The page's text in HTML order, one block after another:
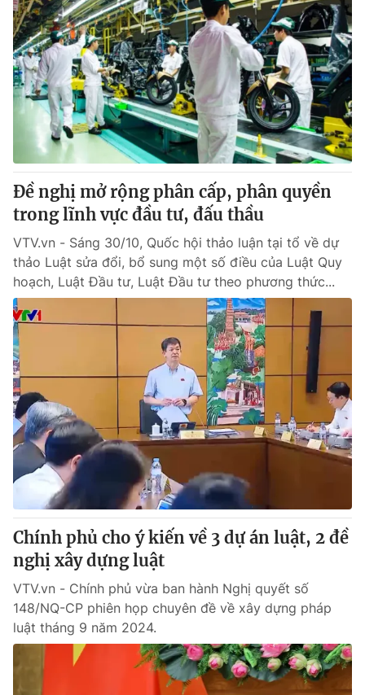
Đề nghị mở rộng phân cấp, phân quyền
trong lĩnh vực đầu tư, đấu thầu
VTV.vn - Sáng 30/10, Quốc hội thảo luận tại tổ về dự
thảo Luật sửa đổi, bổ sung một số điều của Luật Quy
hoạch, Luật Đầu tư, Luật Đầu tư theo phương thức...
Chính phủ cho ý kiến về 3 dự án luật, 2 đề
nghị xây dựng luật
VTV.vn - Chính phủ vừa ban hành Nghị quyết số
148/NQ-CP phiên họp chuyên đề về xây dựng pháp
luật tháng 9 năm 2024.